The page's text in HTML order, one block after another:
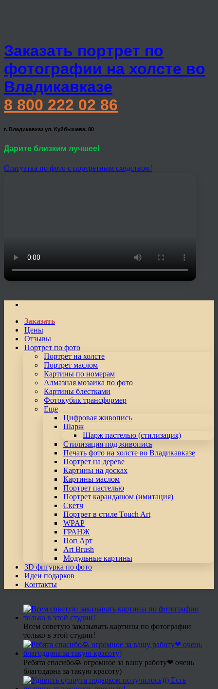
Заказать портрет по
фотографии на холсте во
Владикавказе
8 800 222 02 86
г. Владикавказ ул. Куйбышева, 80
Дарите близким лучшее!
Статуэтка по фото с портретным сходством!
Заказать
Цены
Отзывы
Портрет по фото
Портрет на холсте
Портрет маслом
Картины по номерам
Алмазная мозаика по фото
Картины блестками
Фотокубик трансформер
Еще
Цифровая живопись
Шарж
Шарж пастелью (стилизация)
Стилизация под живопись
Печать фото на холсте во Владикавказе
Портрет на дереве
Картины на досках
Картины маслом
Портрет пастелью
Портрет карандашом (имитация)
Скетч
Портрет в стиле Touch Art
WPAP
ГРАНЖ
Поп Арт
Art Brush
Модульные картины
3D фигурка по фото
Идеи подарков
Контакты
Всем советую заказывать картины по фотографии
только в этой студии!
Ребята спасибо🙏 огромное за вашу работу❤ очень
благодарна за такую красоту)